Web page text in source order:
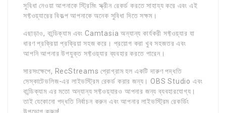
সুবিধা নেওয়া আপনাকে স্ট্রিমিং স্ক্রীন রেকর্ড করতে সাহায্য করে এবং এই
সফ্টওয়্যারের বিকল্প আপনাকে অনেক সুবিধা দিতে সক্ষম।
এছাড়াও, বান্ডিক্যাম এবং Camtasia অন্যান্য কার্যকরী সফ্টওয়্যার যা
ধারণ প্রক্রিয়া প্রক্রিয়া সহজ করে। প্রয়োগ করা খুব সহজতর এবং
আপনি আপনার উপযুক্ত সফ্টওয়্যার ব্যবহার করতে পারেন।
সারসংক্ষেপে, RecStreams প্রোগ্রাম হল একটি দারুণ পদ্ধতি
সেস্কাটেভলিজ-এর লাইভস্ট্রিম রেকর্ড করার জন্য। OBS Studio এবং
বান্ডিক্যাম এর মতো অন্যান্য সফ্টওয়্যারও আপনার জন্য ব্যবহারযোগ্য।
তাই যেকোনো পদ্ধতি নির্বাচন করুন এবং আপনার লাইভস্ট্রিম রেকর্ডিং
উপভোগ করুন!